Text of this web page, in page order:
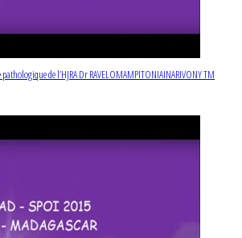
de l’HJRA Dr RAVELOMAMPITONIAINARIVONY TM